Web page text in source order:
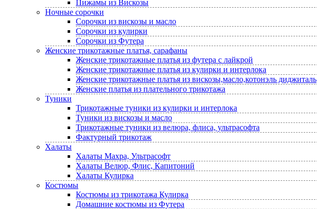
Пижамы из Вискозы
Ночные сорочки
Сорочки из вискозы и масло
Сорочки из кулирки
Сорочки из Футера
Женские трикотажные платья, сарафаны
Женские трикотажные платья из футера с лайкрой
Женские трикотажные платья из кулирки и интерлока
Женские трикотажные платья из вискозы,масло,котонэль диджиталь
Женские платья из плательного трикотажа
Туники
Трикотажные туники из кулирки и интерлока
Туники из вискозы и масло
Трикотажные туники из велюра, флиса, ультрасофта
Фактурный трикотаж
Халаты
Халаты Махра, Ультрасофт
Халаты Велюр, Флис, Капитоний
Халаты Кулирка
Костюмы
Костюмы из трикотажа Кулирка
Домашние костюмы из Футера